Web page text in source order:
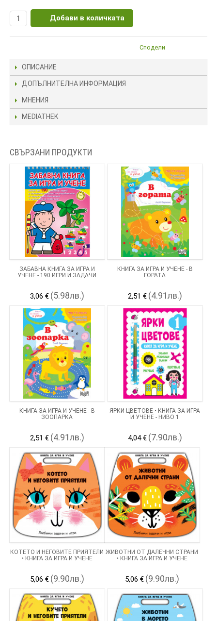
Добави в количката
Сподели
ОПИСАНИЕ
ДОПЪЛНИТЕЛНА ИНФОРМАЦИЯ
МНЕНИЯ
MEDIATHEK
СВЪРЗАНИ ПРОДУКТИ
ЗАБАВНА КНИГА ЗА ИГРА И
УЧЕНЕ - 190 ИГРИ И ЗАДАЧИ
3,06 € (5.98лв.)
КНИГА ЗА ИГРА И УЧЕНЕ - В
ГОРАТА
2,51 € (4.91лв.)
КНИГА ЗА ИГРА И УЧЕНЕ - В
ЗООПАРКА
2,51 € (4.91лв.)
ЯРКИ ЦВЕТОВЕ • КНИГА ЗА ИГРА
И УЧЕНЕ - НИВО 1
4,04 € (7.90лв.)
КОТЕТО И НЕГОВИТЕ ПРИЯТЕЛИ
• КНИГА ЗА ИГРА И УЧЕНЕ
5,06 € (9.90лв.)
ЖИВОТНИ ОТ ДАЛЕЧНИ СТРАНИ
• КНИГА ЗА ИГРА И УЧЕНЕ
5,06 € (9.90лв.)